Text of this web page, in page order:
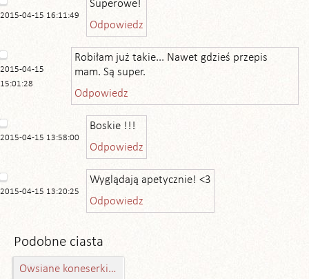
2015-04-15 16:11:49
Superowe!
Odpowiedz
2015-04-15
15:01:28
Robiłam już takie... Nawet gdzieś przepis
mam. Są super.
Odpowiedz
2015-04-15 13:58:00
Boskie !!!
Odpowiedz
2015-04-15 13:20:25
Wyglądają apetycznie! <3
Odpowiedz
Podobne ciasta
Owsiane koneserki z jabłkiem